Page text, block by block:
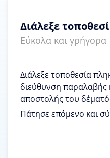
Διάλεξε
Εύκολα και γρήγορα
Διάλεξε τοποθεσία
διεύθυνση παραλαβής
αποστολής του
Πάτησε επόμενο και